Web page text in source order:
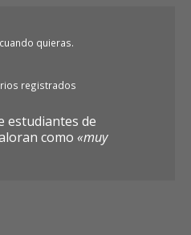
quieras.
registrados
estudiantes de
como «muy